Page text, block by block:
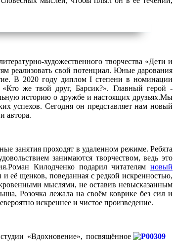
художественного творчества «Дети и
реализовать свой потенциал. Юные дарования
В 2020 году дипломI степени в номинации
же твой друг, Барсик?». Главный герой -
историю о дружбе и настоящих друзьях.Мы
успехов. Сегодня он представляет нам новый
автора.
занятия проходят в удаленном режиме. Ребята
занимаются творчеством, ведь это
Килодченко подарил читателям новый
и её щенков, поведанная с редкой искренностью,
мыслями, не оставив невысказанным
Розочка лежала на своём коврике без сил и
искреннее и чистое произведение.
«Вдохновение», посвящённое